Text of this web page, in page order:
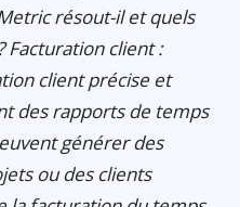
résout-il et quels
Facturation client :
client précise et
des rapports de temps
générer des
ou des clients